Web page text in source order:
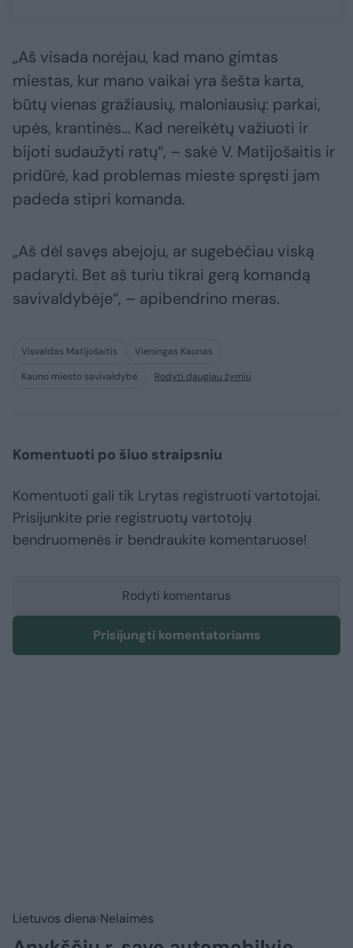
„Aš visada norėjau, kad mano gimtas
miestas, kur mano vaikai yra šešta karta,
būtų vienas gražiausių, maloniausių: parkai,
upės, krantinės... Kad nereikėtų važiuoti ir
bijoti sudaužyti ratų“, – sakė V. Matijošaitis ir
pridūrė, kad problemas mieste spręsti jam
padeda stipri komanda.
„Aš dėl savęs abejoju, ar sugebėčiau viską
padaryti. Bet aš turiu tikrai gerą komandą
savivaldybėje“, – apibendrino meras.
Visvaldas Matijošaitis
Vieningas Kaunas
Kauno miesto savivaldybė
Rodyti daugiau žymių
Komentuoti po šiuo straipsniu
Komentuoti gali tik Lrytas registruoti vartotojai.
Prisijunkite prie registruotų vartotojų
bendruomenės ir bendraukite komentaruose!
Rodyti komentarus
Prisijungti komentatoriams
Lietuvos diena Nelaimės